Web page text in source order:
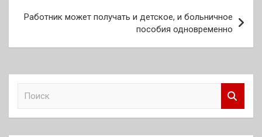
записям
Работник может получать и детское, и больничное
пособия одновременно